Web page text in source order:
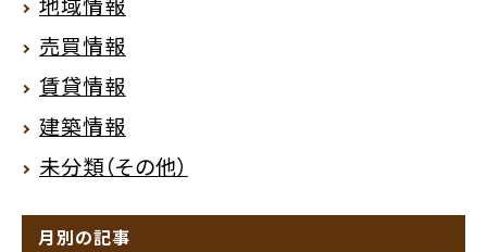
売買情報
賃貸情報
建築情報
未分類（その他）
月別の記事